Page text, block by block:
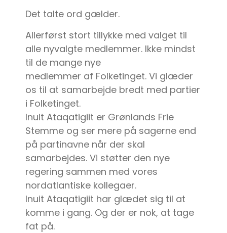
Det talte ord gælder.
Allerførst stort tillykke med valget til
alle nyvalgte medlemmer. Ikke mindst
til de mange nye
medlemmer af Folketinget. Vi glæder
os til at samarbejde bredt med partier
i Folketinget.
Inuit Ataqatigiit er Grønlands Frie
Stemme og ser mere på sagerne end
på partinavne når der skal
samarbejdes. Vi støtter den nye
regering sammen med vores
nordatlantiske kollegaer.
Inuit Ataqatigiit har glædet sig til at
komme i gang. Og der er nok, at tage
fat på.